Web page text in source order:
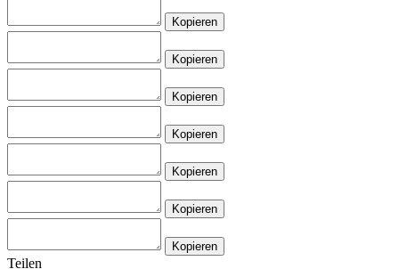
Kopieren
Kopieren
Kopieren
Kopieren
Kopieren
Kopieren
Kopieren
Teilen